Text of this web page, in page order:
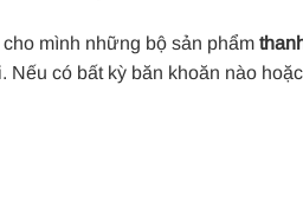
mình những bộ sản phẩm
Nếu có bất kỳ băn khoăn nào